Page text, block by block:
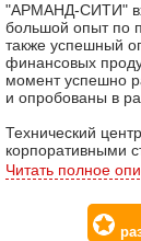
"АРМАНД-СИТИ"
большой опыт по
также успешный
финансовых
момент успешно
и опробованы в
Технический
корпоративными
цеха, новейшее
диагностическое
весь этот
технического
Читать полное